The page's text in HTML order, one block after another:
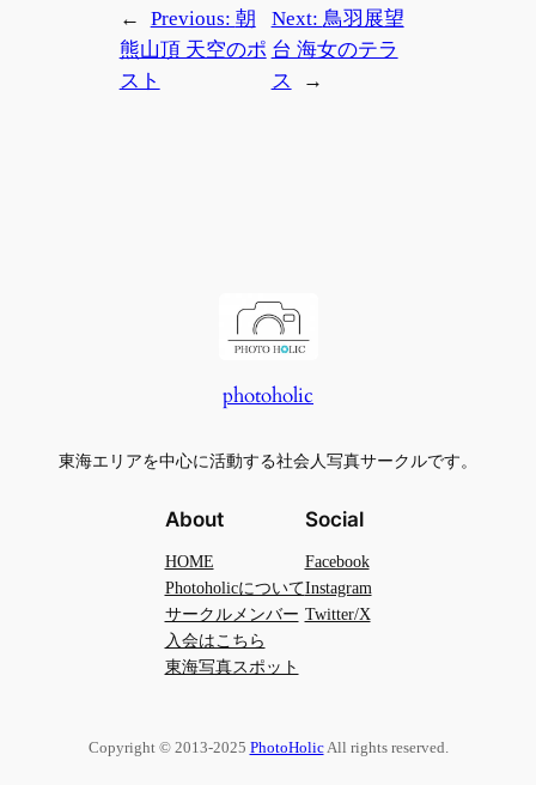
← Previous: 朝
熊山頂 天空のポ
スト
Next: 鳥羽展望
台 海女のテラ
ス
→
photoholic
東海エリアを中心に活動する社会人写真サークルです。
About
HOME
Photoholicについて
サークルメンバー
入会はこちら
東海写真スポット
Social
Facebook
Instagram
Twitter/X
Copyright © 2013-2025 PhotoHolicAll rights reserved.